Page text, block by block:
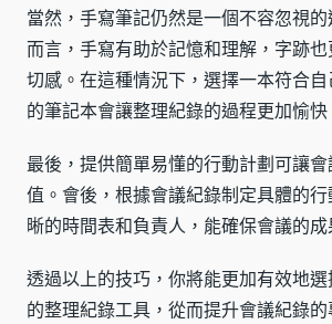
當然，手寫筆記仍然是一個不容忽視
而言，手寫有助於記憶和理解，字跡
切感。在這種情況下，選擇一本符合
的筆記本會讓整理紀錄的過程更加愉快
最後，提供簡單易懂的行動計劃可讓
值。會後，根據會議紀錄制定具體的
晰的時間表和負責人，能確保會議的成
透過以上的技巧，你將能更加有效地
的整理紀錄工具，從而提升會議紀錄的